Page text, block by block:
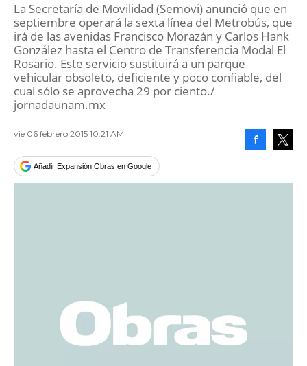
La Secretaría de Movilidad (Semovi) anunció que en
septiembre operará la sexta línea del Metrobús, que
irá de las avenidas Francisco Morazán y Carlos Hank
González hasta el Centro de Transferencia Modal El
Rosario. Este servicio sustituirá a un parque
vehicular obsoleto, deficiente y poco confiable, del
cual sólo se aprovecha 29 por ciento./
jornadaunam.mx
vie 06 febrero 2015 10:21 AM
Añadir Expansión Obras en Google